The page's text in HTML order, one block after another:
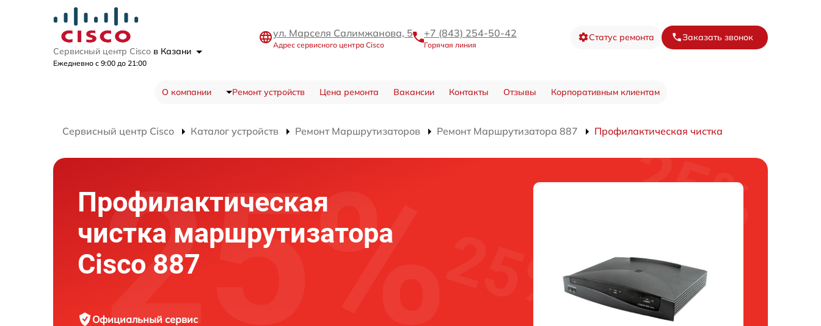
Сервисный центр Cisco в Казани
Ежедневно с 9:00 до 21:00
ул. Марселя Салимжанова, 5
Адрес сервисного центра Cisco
+7 (843) 254-50-42
Горячая линия
Статус ремонта Заказать звонок
О компании Ремонт устройств Цена ремонта Вакансии Контакты Отзывы Корпоративным клиентам
Сервисный центр Cisco Каталог устройств Ремонт Маршрутизаторов Ремонт Маршрутизатора 887 Профилактическая чистка
Профилактическая
чистка маршрутизатора
Cisco 887
Официальный сервис